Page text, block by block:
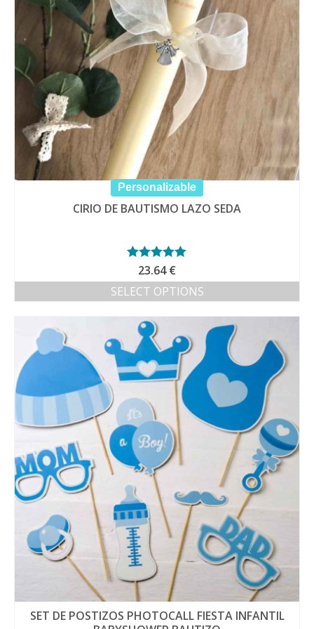
Personalizable
CIRIO DE BAUTISMO LAZO SEDA
Valorado con
5.00de 5
23.64€
SELECT OPTIONS
SET DE POSTIZOS PHOTOCALL FIESTA INFANTIL